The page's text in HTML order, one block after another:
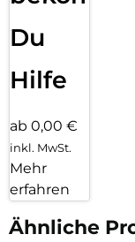
Du
Hilfe
ab 0,00 €
inkl. MwSt.
Mehr
erfahren
Ähnliche